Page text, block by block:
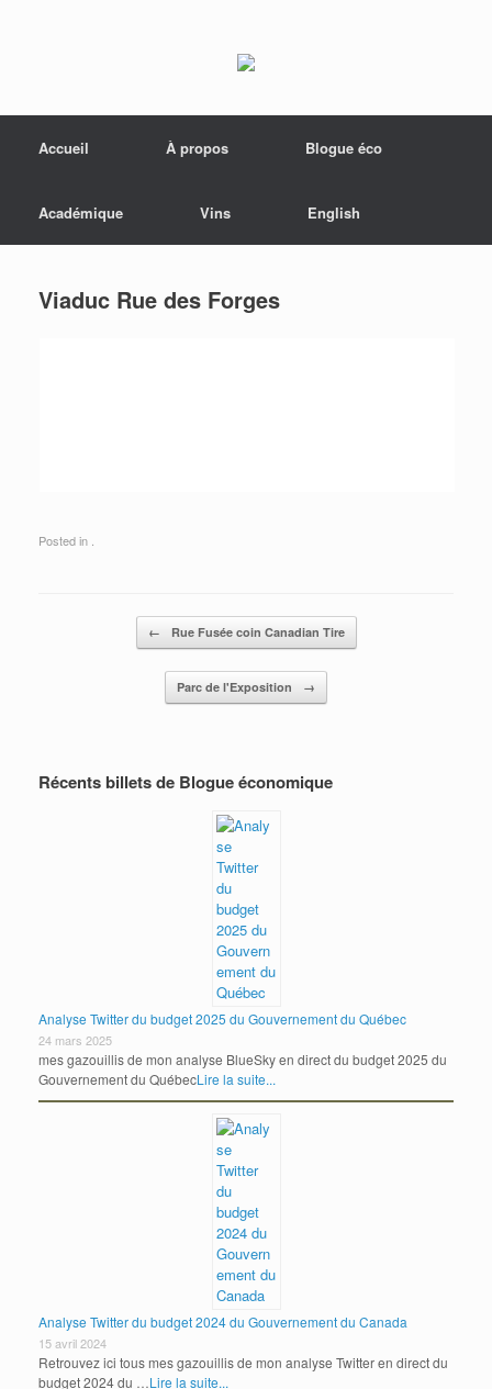
Accueil
À propos Blogue éco
Académique Vins English
Viaduc Rue des Forges
Posted in .
← Rue Fusée coin Canadian Tire
Parc de l'Exposition →
Récents billets de Blogue économique
Analyse Twitter du budget 2025 du Gouvernement du Québec
24 mars 2025
mes gazouillis de mon analyse BlueSky en direct du budget 2025 du
Gouvernement du QuébecLire la suite...
Analyse Twitter du budget 2024 du Gouvernement du Canada
15 avril 2024
Retrouvez ici tous mes gazouillis de mon analyse Twitter en direct du
budget 2024 du …Lire la suite...